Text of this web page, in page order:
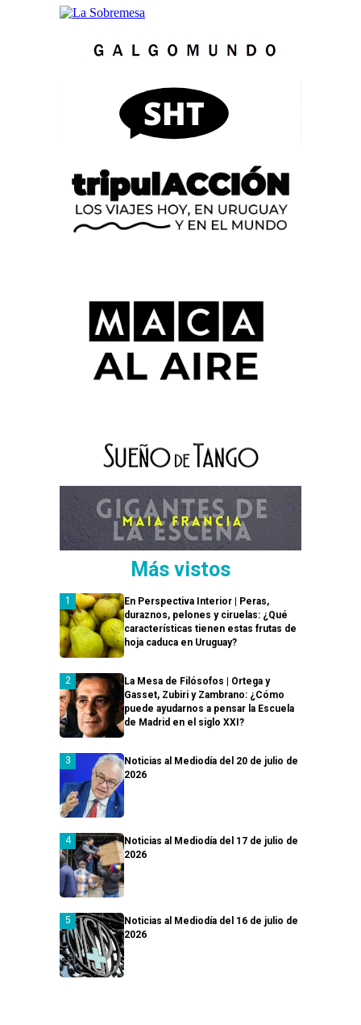
Más vistos
En Perspectiva Interior | Peras,
duraznos, pelones y ciruelas: ¿Qué
características tienen estas frutas de
hoja caduca en Uruguay?
La Mesa de Filósofos | Ortega y
Gasset, Zubiri y Zambrano: ¿Cómo
puede ayudarnos a pensar la Escuela
de Madrid en el siglo XXI?
Noticias al Mediodía del 20 de julio de
2026
Noticias al Mediodía del 17 de julio de
2026
Noticias al Mediodía del 16 de julio de
2026